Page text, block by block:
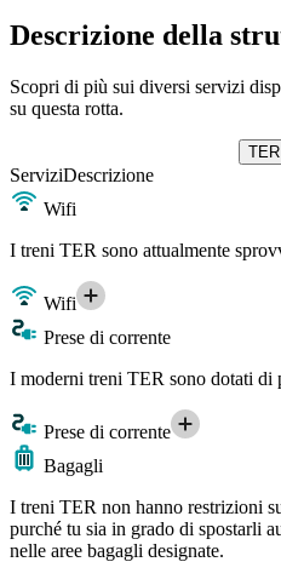
Descrizione della
Scopri di più sui diversi servizi
su questa rotta.
TER
ServiziDescrizione
Wifi
I treni TER sono attualmente
Wifi
Prese di corrente
I moderni treni TER sono dotati di
Prese di corrente
Bagagli
I treni TER non hanno restrizioni
purché tu sia in grado di spostarli
nelle aree bagagli designate.